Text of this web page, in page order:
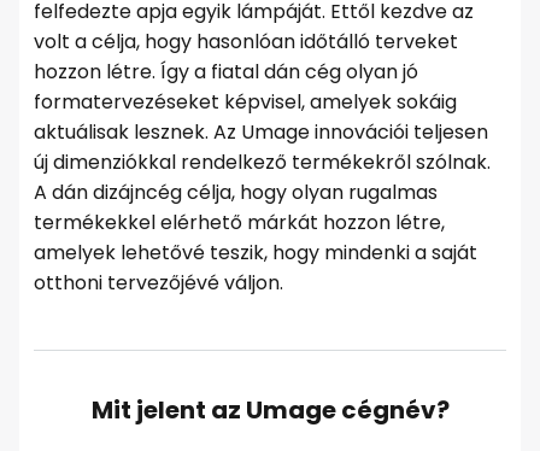
felfedezte apja egyik lámpáját. Ettől kezdve az
volt a célja, hogy hasonlóan időtálló terveket
hozzon létre. Így a fiatal dán cég olyan jó
formatervezéseket képvisel, amelyek sokáig
aktuálisak lesznek. Az Umage innovációi teljesen
új dimenziókkal rendelkező termékekről szólnak.
A dán dizájncég célja, hogy olyan rugalmas
termékekkel elérhető márkát hozzon létre,
amelyek lehetővé teszik, hogy mindenki a saját
otthoni tervezőjévé váljon.
Mit jelent az Umage cégnév?